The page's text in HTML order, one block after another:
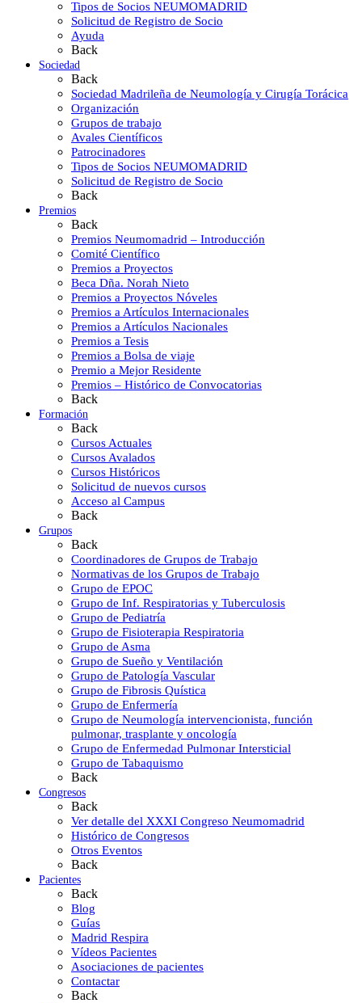
Tipos de Socios NEUMOMADRID
Solicitud de Registro de Socio
Ayuda
Back
Sociedad
Back
Sociedad Madrileña de Neumología y Cirugía Torácica
Organización
Grupos de trabajo
Avales Científicos
Patrocinadores
Tipos de Socios NEUMOMADRID
Solicitud de Registro de Socio
Back
Premios
Back
Premios Neumomadrid – Introducción
Comité Científico
Premios a Proyectos
Beca Dña. Norah Nieto
Premios a Proyectos Nóveles
Premios a Artículos Internacionales
Premios a Artículos Nacionales
Premios a Tesis
Premios a Bolsa de viaje
Premio a Mejor Residente
Premios – Histórico de Convocatorias
Back
Formación
Back
Cursos Actuales
Cursos Avalados
Cursos Históricos
Solicitud de nuevos cursos
Acceso al Campus
Back
Grupos
Back
Coordinadores de Grupos de Trabajo
Normativas de los Grupos de Trabajo
Grupo de EPOC
Grupo de Inf. Respiratorias y Tuberculosis
Grupo de Pediatría
Grupo de Fisioterapia Respiratoria
Grupo de Asma
Grupo de Sueño y Ventilación
Grupo de Patología Vascular
Grupo de Fibrosis Quística
Grupo de Enfermería
Grupo de Neumología intervencionista, función
pulmonar, trasplante y oncología
Grupo de Enfermedad Pulmonar Intersticial
Grupo de Tabaquismo
Back
Congresos
Back
Ver detalle del XXXI Congreso Neumomadrid
Histórico de Congresos
Otros Eventos
Back
Pacientes
Back
Blog
Guías
Madrid Respira
Vídeos Pacientes
Asociaciones de pacientes
Contactar
Back